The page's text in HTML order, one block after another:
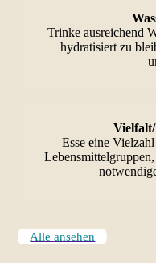
Trinke ausreichend
hydratisiert zu
Esse eine
Alle ansehen